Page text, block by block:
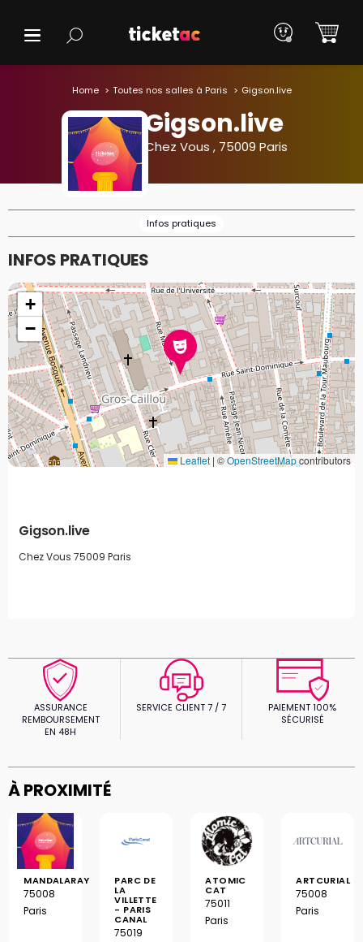
Home Toutes nos salles à Paris Gigson.live
Gigson.live
Chez Vous , 75009 Paris
Infos pratiques
INFOS PRATIQUES
+
−
Leaflet | ©OpenStreetMapcontributors
Gigson.live
Chez Vous 75009 Paris
ASSURANCE
REMBOURSEMENT
EN 48H
SERVICE CLIENT 7 / 7
PAIEMENT 100%
SÉCURISÉ
À PROXIMITÉ
MANDALARAY
75008
Paris
PARC DE
LA
VILLETTE
- PARIS
CANAL
75019
ATOMIC
CAT
75011
Paris
ARTCURIAL
75008
Paris